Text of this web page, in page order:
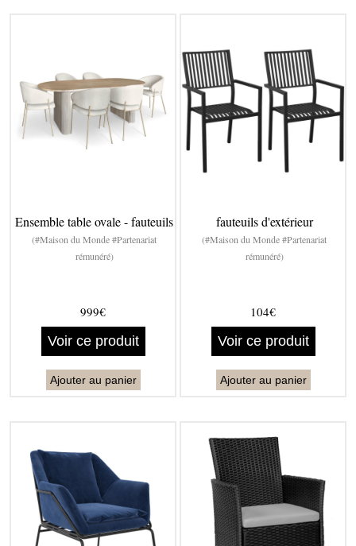
Ensemble table ovale - fauteuils
(#Maison du Monde #Partenariat
rémunéré)
999€
Voir ce produit
Ajouter au panier
fauteuils d'extérieur
(#Maison du Monde #Partenariat
rémunéré)
104€
Voir ce produit
Ajouter au panier